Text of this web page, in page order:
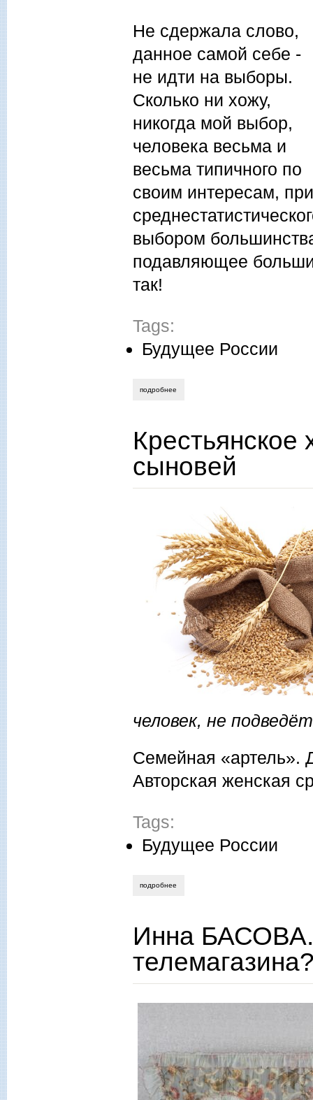
Не сдержала слово,
данное самой себе -
не идти на выборы.
Сколько ни хожу,
никогда мой выбор,
человека весьма и
весьма типичного по
своим интересам,
выбором
подавляющее
так!
Tags:
Будущее России
подробнее
сыновей
человек, не
Семейная «артель».
Авторская женская
Tags:
Будущее России
подробнее
Инна БАСОВА.